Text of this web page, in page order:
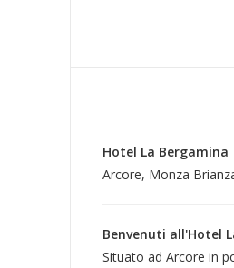
Hotel La Bergamina
Arcore, Monza
Benvenuti all'Hotel
Situato ad Arcore in